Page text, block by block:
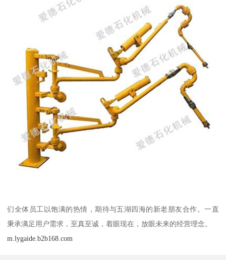
们全体员工以饱满的热情，期待与五湖四海的新老朋友合作。一直
秉承满足用户需求，至真至诚，着眼现在，放眼未来的经营理念。
m.lygaide.b2b168.com